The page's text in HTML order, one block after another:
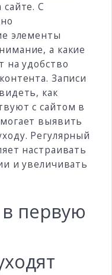
С
элементы
а какие
на удобство
Записи
как
с сайтом в
выявить
Регулярный
настраивать
и увеличивать
первую